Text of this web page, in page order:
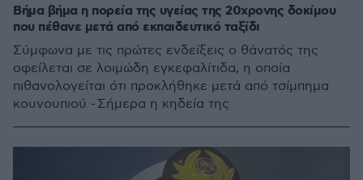
Βήμα βήμα η πορεία της υγείας της 20χρονης δοκίμου
που πέθανε μετά από εκπαιδευτικό ταξίδι
Σύμφωνα με τις πρώτες ενδείξεις ο θάνατός της
οφείλεται σε λοιμώδη εγκεφαλίτιδα, η οποία
πιθανολογείται ότι προκλήθηκε μετά από τσίμπημα
κουνουπιού - Σήμερα η κηδεία της